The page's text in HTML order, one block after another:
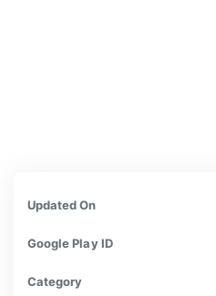
Updated On
Google Play ID
Category